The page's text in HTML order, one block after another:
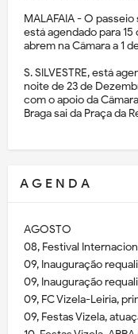
MALAFAIA - O
está agendado para
abrem na Câmara a 1
S. SILVESTRE, está
noite de 23 de
com o apoio da
Braga sai da Praça da
A G E N D A
AGOSTO
08, Festival
09, Inauguração
09, Inauguração
09, FC Vizela-Leiria,
09, Festas Vizela,